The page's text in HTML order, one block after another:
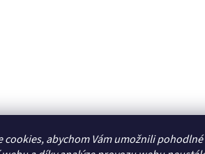
cookies, abychom Vám umožnili pohodlné